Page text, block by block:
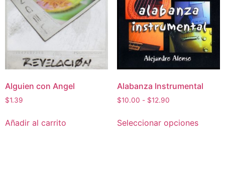
Alguien con Angel
$1.39
Añadir al carrito
Alabanza Instrumental
$10.00 - $12.90
Seleccionar opciones